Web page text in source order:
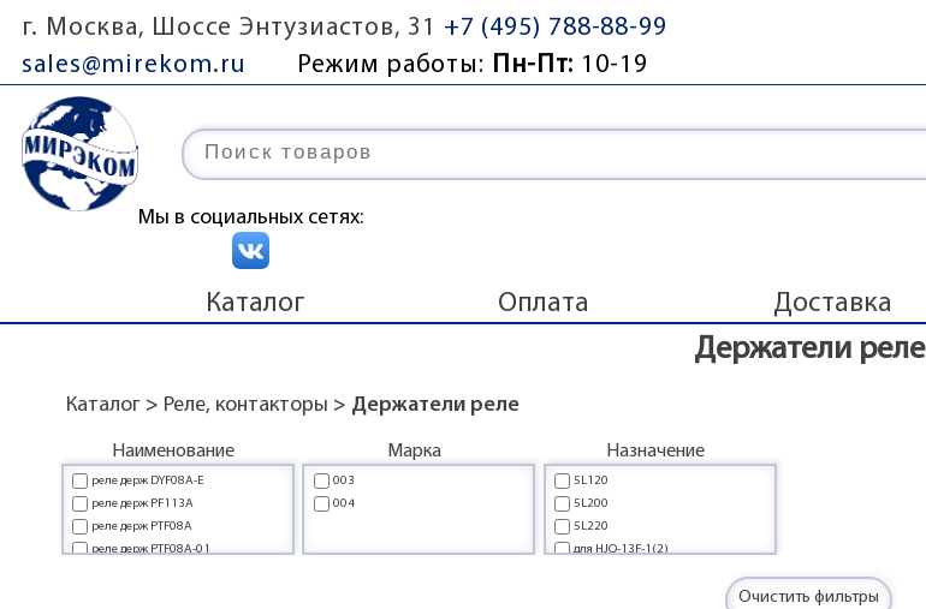
г. Москва, Шоссе Энтузиастов, 31
+7 (495) 788-88-99
sales@mirekom.ru
Режим работы: Пн-Пт: 10-19
Мы в социальных сетях:
Каталог Оплата Доставка
Держатели реле
Каталог > Реле, контакторы > Держатели реле
Наименование
реле держ DYF08A-E
реле держ PF113A
реле держ PTF08A
реле держ PTF08A-01
Марка
003
004
Назначение
5L120
5L200
5L220
для HJQ-13F-1(2)
Очистить фильтры